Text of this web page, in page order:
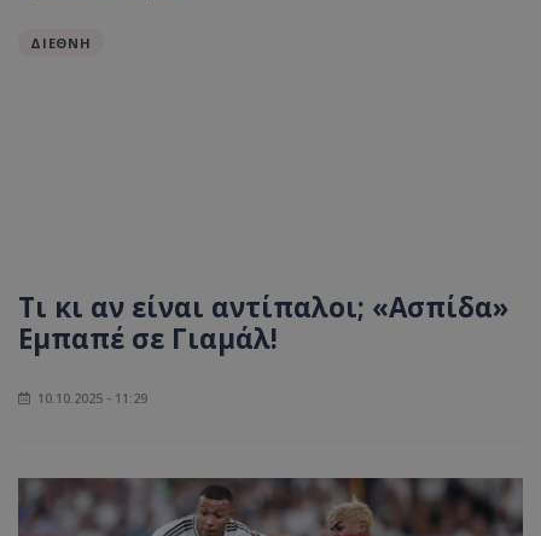
ΔΙΕΘΝΗ
Τι κι αν είναι αντίπαλοι; «Ασπίδα»
Εμπαπέ σε Γιαμάλ!
10.10.2025 - 11:29